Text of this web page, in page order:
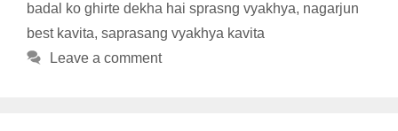
badal ko ghirte dekha hai sprasng vyakhya, nagarjun
best kavita, saprasang vyakhya kavita
Leave a comment